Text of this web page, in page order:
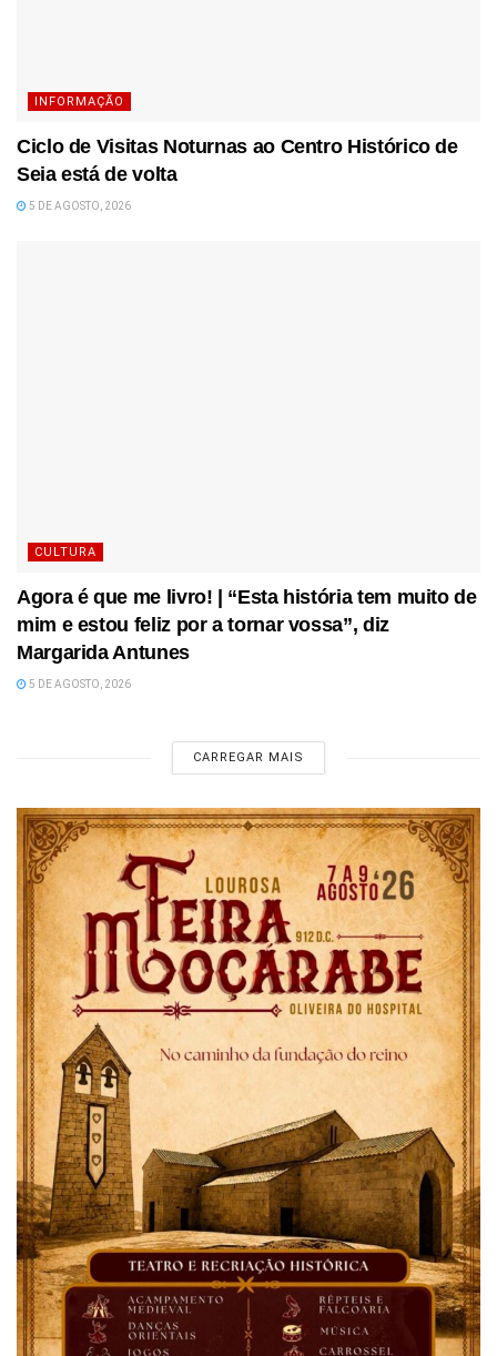
INFORMAÇÃO
Ciclo de Visitas Noturnas ao Centro Histórico de
Seia está de volta
5 DE AGOSTO, 2026
CULTURA
Agora é que me livro! | “Esta história tem muito de
mim e estou feliz por a tornar vossa”, diz
Margarida Antunes
5 DE AGOSTO, 2026
CARREGAR MAIS